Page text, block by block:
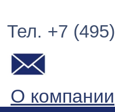
Тел. +7
О компании